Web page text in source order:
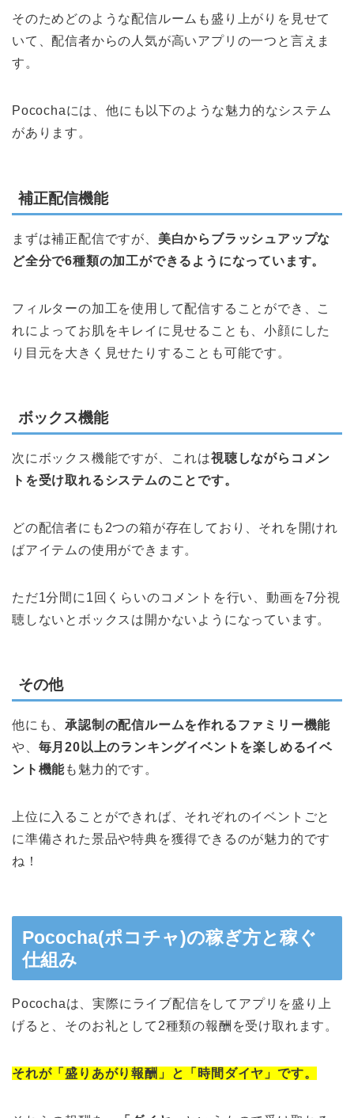
そのためどのような配信ルームも盛り上がりを見せて
いて、配信者からの人気が高いアプリの一つと言えま
す。
Pocochaには、他にも以下のような魅力的なシステム
があります。
補正配信機能
まずは補正配信ですが、 美白からブラッシュアップな
ど全分で6種類の加工ができるようになっています。
フィルターの加工を使用して配信することができ、こ
れによってお肌をキレイに見せることも、小顔にした
り目元を大きく見せたりすることも可能です。
ボックス機能
次にボックス機能ですが、これは視聴しながらコメン
トを受け取れるシステムのことです。
どの配信者にも2つの箱が存在しており、それを開けれ
ばアイテムの使用ができます。
ただ1分間に1回くらいのコメントを行い、動画を7分視
聴しないとボックスは開かないようになっています。
その他
他にも、承認制の配信ルームを作れるファミリー機能
や、 毎月20以上のランキングイベントを楽しめるイベ
ント機能も魅力的です。
上位に入ることができれば、それぞれのイベントごと
に準備された景品や特典を獲得できるのが魅力的です
ね！
Pococha(ポコチャ)の稼ぎ方と稼ぐ
仕組み
Pocochaは、実際にライブ配信をしてアプリを盛り上
げると、そのお礼として2種類の報酬を受け取れます。
それが「盛りあがり報酬」と「時間ダイヤ」です。